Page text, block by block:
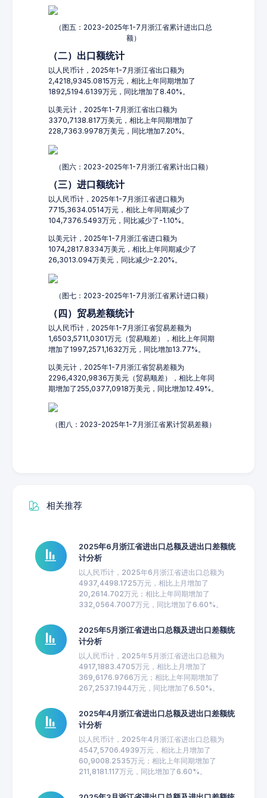
（图五：2023-2025年1-7月浙江省累计进出口总
额）
（二）出口额统计
以人民币计，2025年1-7月浙江省出口额为
2,4218,9345.0815万元，相比上年同期增加了
1892,5194.6139万元，同比增加了8.40%。
以美元计，2025年1-7月浙江省出口额为
3370,7138.817万美元，相比上年同期增加了
228,7363.9978万美元，同比增加7.20%。
（图六：2023-2025年1-7月浙江省累计出口额）
（三）进口额统计
以人民币计，2025年1-7月浙江省进口额为
7715,3634.0514万元，相比上年同期减少了
104,7376.5493万元，同比减少了-1.10%。
以美元计，2025年1-7月浙江省进口额为
1074,2817.8334万美元，相比上年同期减少了
26,3013.094万美元，同比减少-2.20%。
（图七：2023-2025年1-7月浙江省累计进口额）
（四）贸易差额统计
以人民币计，2025年1-7月浙江省贸易差额为
1,6503,5711,0301万元（贸易顺差），相比上年同期
增加了1997,2571,1632万元，同比增加13.77%。
以美元计，2025年1-7月浙江省贸易差额为
2296,4320,9836万美元（贸易顺差），相比上年同
期增加了255,0377,0918万美元，同比增加12.49%。
（图八：2023-2025年1-7月浙江省累计贸易差额）
相关推荐
2025年6月浙江省进出口总额及进出口差额统
计分析
以人民币计，2025年6月浙江省进出口总额为
4937,4498.1725万元，相比上月增加了
20,2614.702万元；相比上年同期增加了
332,0564.7007万元，同比增加了6.60%。
2025年5月浙江省进出口总额及进出口差额统
计分析
以人民币计，2025年5月浙江省进出口总额为
4917,1883.4705万元，相比上月增加了
369,6176.9766万元；相比上年同期增加了
267,2537.1944万元，同比增加了6.50%。
2025年4月浙江省进出口总额及进出口差额统
计分析
以人民币计，2025年4月浙江省进出口总额为
4547,5706.4939万元，相比上月增加了
60,9008.2535万元；相比上年同期增加了
211,8181.117万元，同比增加了6.60%。